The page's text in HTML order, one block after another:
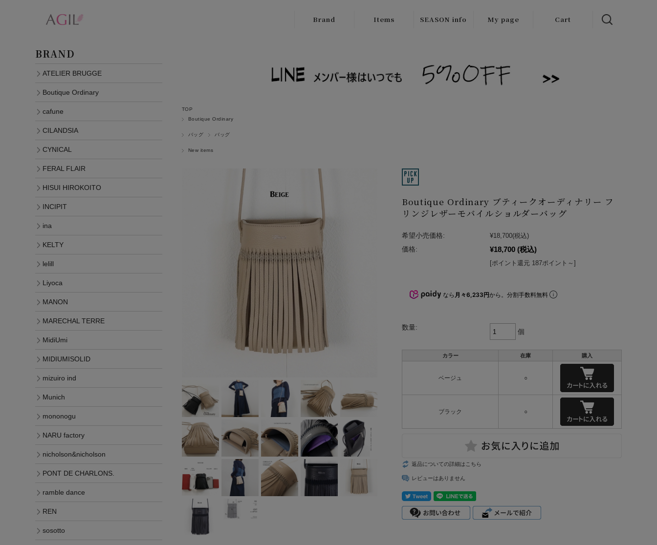
Brand
Boutique
FERAL FLAIR
HISUI
HIROKOITO
INCIPIT
ina
KELTY
lelill
Liyoca
MANON
MidiUmi
MIDIUMISOL
ID
mizuiro ind
mononogu
Munic
Items SEASON info
SALE/Outlet
My page Cart
TOP
Boutique Ordinary
バッグ バッグ
New items
Boutique Ordinary ブティークオーディナリー フ
リンジレザーモバイルショルダーバッグ
希望小売価格: ¥18,700(税込)
価格:
¥18,700 (税込)
[ポイント還元 187ポイント～]
なら 月々6,233円から。分割手数料無料
数量:
個
カラー 在庫 購入
ベージュ ○
ブラック ○
返品についての詳細はこちら
レビューはありません
BRAND
ATELIER BRUGGE
Boutique Ordinary
cafune
CILANDSIA
CYNICAL
FERAL FLAIR
HISUI HIROKOITO
INCIPIT
ina
KELTY
lelill
Liyoca
MANON
MARECHAL TERRE
MidiUmi
MIDIUMISOLID
mizuiro ind
Munich
mononogu
NARU factory
nicholson&nicholson
PONT DE CHARLONS.
ramble dance
REN
sosotto